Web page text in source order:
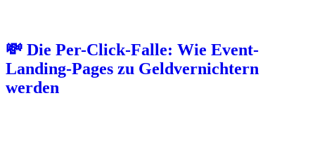
💸 Die Per-Click-Falle: Wie Event-
Landing-Pages zu Geldvernichtern
werden